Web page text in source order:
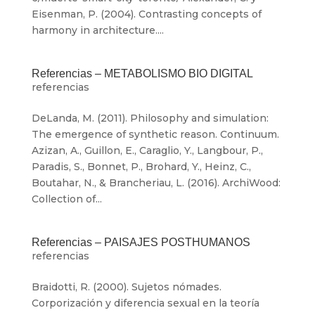
Eisenman, P. (2004). Contrasting concepts of
harmony in architecture....
Referencias – METABOLISMO BIO DIGITAL
referencias
DeLanda, M. (2011). Philosophy and simulation:
The emergence of synthetic reason. Continuum.
Azizan, A., Guillon, E., Caraglio, Y., Langbour, P.,
Paradis, S., Bonnet, P., Brohard, Y., Heinz, C.,
Boutahar, N., & Brancheriau, L. (2016). ArchiWood:
Collection of...
Referencias – PAISAJES POSTHUMANOS
referencias
Braidotti, R. (2000). Sujetos nómades.
Corporización y diferencia sexual en la teoría